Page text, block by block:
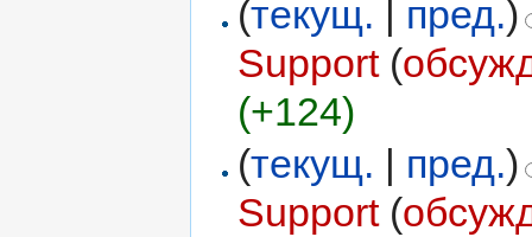
(текущ. | пред.)
Support (
(+124)
(текущ. | пред.)
Support (